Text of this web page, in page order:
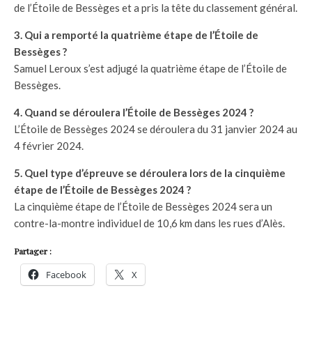
de l’Étoile de Bessèges et a pris la tête du classement général.
3. Qui a remporté la quatrième étape de l’Étoile de
Bessèges ?
Samuel Leroux s’est adjugé la quatrième étape de l’Étoile de
Bessèges.
4. Quand se déroulera l’Étoile de Bessèges 2024 ?
L’Étoile de Bessèges 2024 se déroulera du 31 janvier 2024 au
4 février 2024.
5. Quel type d’épreuve se déroulera lors de la cinquième
étape de l’Étoile de Bessèges 2024 ?
La cinquième étape de l’Étoile de Bessèges 2024 sera un
contre-la-montre individuel de 10,6 km dans les rues d’Alès.
Partager :
Facebook X